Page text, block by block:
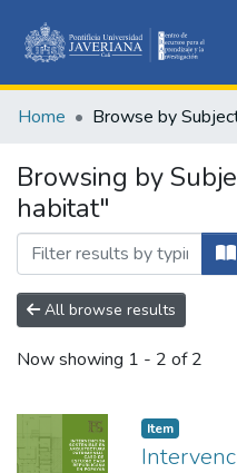
Home Browse by
Browsing by
habitat"
All browse results
Now showing 1 - 2 of 2
Item